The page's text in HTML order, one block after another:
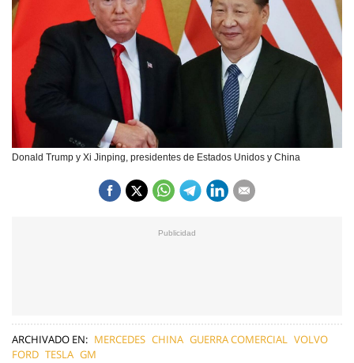
Donald Trump y Xi Jinping, presidentes de Estados Unidos y China
ARCHIVADO EN: MERCEDES CHINA GUERRA COMERCIAL
VOLVO
FORD TESLA GM